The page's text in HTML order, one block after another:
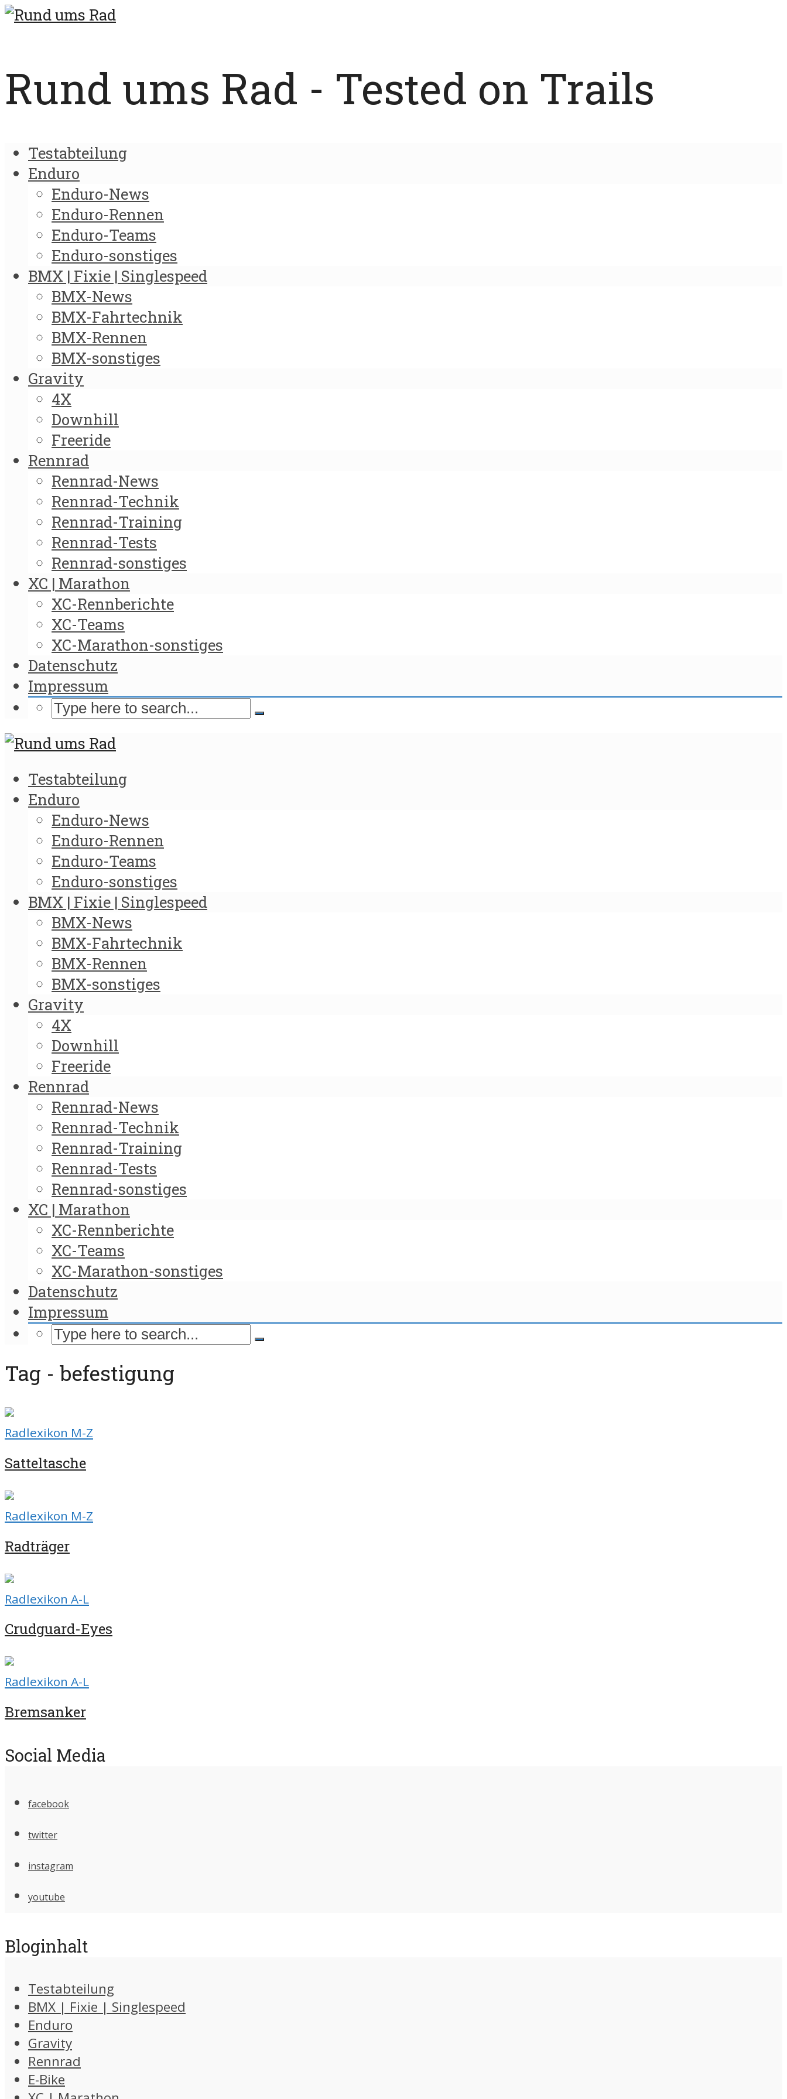
Rund ums Rad - Tested on Trails
Testabteilung
Enduro
Enduro-News
Enduro-Rennen
Enduro-Teams
Enduro-sonstiges
BMX | Fixie | Singlespeed
BMX-News
BMX-Fahrtechnik
BMX-Rennen
BMX-sonstiges
Gravity
4X
Downhill
Freeride
Rennrad
Rennrad-News
Rennrad-Technik
Rennrad-Training
Rennrad-Tests
Rennrad-sonstiges
XC | Marathon
XC-Rennberichte
XC-Teams
XC-Marathon-sonstiges
Datenschutz
Impressum
Testabteilung
Enduro
Enduro-News
Enduro-Rennen
Enduro-Teams
Enduro-sonstiges
BMX | Fixie | Singlespeed
BMX-News
BMX-Fahrtechnik
BMX-Rennen
BMX-sonstiges
Gravity
4X
Downhill
Freeride
Rennrad
Rennrad-News
Rennrad-Technik
Rennrad-Training
Rennrad-Tests
Rennrad-sonstiges
XC | Marathon
XC-Rennberichte
XC-Teams
XC-Marathon-sonstiges
Datenschutz
Impressum
Tag - befestigung
Radlexikon M-Z
Satteltasche
Radlexikon M-Z
Radträger
Radlexikon A-L
Crudguard-Eyes
Radlexikon A-L
Bremsanker
Social Media
facebook
twitter
instagram
youtube
Bloginhalt
Testabteilung
BMX | Fixie | Singlespeed
Enduro
Gravity
Rennrad
E-Bike